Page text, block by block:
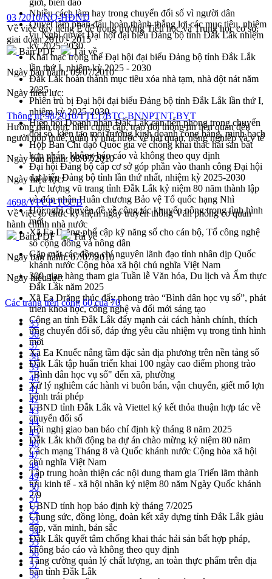
giới, biển đảo
Nhiều cách làm hay trong chuyển đổi số vì người dân
Quyết tâm phấn đấu hoàn thành thắng lợi các mục tiêu, nhiệm
vụ Nghị quyết Đại hội đại biểu Đảng bộ tỉnh Đắk Lắk nhiệm
kỳ 2025-2030
Khai mạc trọng thể Đại hội đại biểu Đảng bộ tỉnh Đắk Lắk
lần thứ I, nhiệm kỳ 2025 - 2030
Đắk Lắk hoàn thành mục tiêu xóa nhà tạm, nhà dột nát năm
2025
Phiên trù bị Đại hội đại biểu Đảng bộ tỉnh Đắk Lắk lần thứ I,
nhiệm kỳ 2025-2030
Hiệp hội Doanh nhân Đắk Lắk cần tiên phong trong chuyển
đổi số, kiến tạo môi trường kinh doanh công bằng, minh bạch
Họp Ban Chỉ đạo Quốc gia về chống khai thác hải sản bất
hợp pháp, không báo cáo và không theo quy định
Đại hội Đảng bộ cấp cơ sở góp phần vào thanh công Đại hội
đại biểu Đảng bộ tỉnh lần thứ nhất, nhiệm kỳ 2025-2030
Lực lượng vũ trang tỉnh Đắk Lắk kỷ niệm 80 năm thành lập
và đón nhận Huân chương Bảo vệ Tổ quốc hạng Nhì
Hội nghị chuyên đề về công tác khuyến nông trong tình hình
mới
Xã Ea Drăng phổ cập kỹ năng số cho cán bộ, Tổ công nghệ
số cộng đồng và nông dân
Gặp mặt các đồng chí nguyên lãnh đạo tỉnh nhân dịp Quốc
khánh nước Cộng hòa xã hội chủ nghĩa Việt Nam
300 gian hàng tham gia Tuần lễ Văn hóa, Du lịch và Ẩm thực
Đắk Lắk năm 2025
Xã Ea Drăng thúc đẩy phong trào “Bình dân học vụ số”, phát
triển khoa học, công nghệ và đổi mới sáng tạo
Công an tỉnh Đắk Lắk đẩy mạnh cải cách hành chính, thích
ứng chuyển đổi số, đáp ứng yêu cầu nhiệm vụ trong tình hình
mới
Xã Ea Knuếc nâng tầm đặc sản địa phương trên nền tảng số
Đắk Lắk tập huấn triển khai 100 ngày cao điểm phong trào
"Bình dân học vụ số" đến xã, phường
Xử lý nghiêm các hành vi buôn bán, vận chuyển, giết mổ lợn
bệnh trái phép
UBND tỉnh Đắk Lắk và Viettel ký kết thỏa thuận hợp tác về
chuyển đổi số
Hội nghị giao ban báo chí định kỳ tháng 8 năm 2025
Đắk Lắk khởi động ba dự án chào mừng kỷ niệm 80 năm
Cách mạng Tháng 8 và Quốc khánh nước Cộng hòa xã hội
chủ nghĩa Việt Nam
Tập trung hoàn thiện các nội dung tham gia Triển lãm thành
tựu kinh tế - xã hội nhân kỷ niệm 80 năm Ngày Quốc khánh
2/9
UBND tỉnh họp báo định kỳ tháng 7/2025
Chung sức, đồng lòng, đoàn kết xây dựng tỉnh Đắk Lắk giàu
đẹp, văn minh, bản sắc
Đắk Lắk quyết tâm chống khai thác hải sản bất hợp pháp,
không báo cáo và không theo quy định
Tăng cường quản lý chất lượng, an toàn thực phẩm trên địa
bàn tỉnh Đắk Lắk
03 /2010/NQ-HĐND
Về việc dạy tiếng Ê đê trong trường Tiểu học và Trung học cơ sở,
giai đoạn 2010 - 2015
Bản PDF
Tải về
Ngày ban hành:09/07/2010
Ngày hiệu lực:
Thông tư 98/2010/TTLT/BTC-BNNPTNT-BYT
Hướng dẫn thực hiện cung cấp, trao đổi thông tin liên quan đến
người nộp thuế, quản lý nhà nước về hải quan, nông nghiệp và y tế
Ngày ban hành: 08/07/2010
Ngày hiệu lực:
4698/VPCP-TCCB
Về việc tổ chức kỷ niệm ngày truyền thống Văn phòng cơ quan
hành chính nhà nước
Bản PDF
Tải về
Ngày ban hành:07/07/2010
Ngày hiệu lực:
Các trang trên cổng 60 của 70
35
36
37
38
39
40
41
42
43
44
45
46
47
48
49
50
51
52
53
54
55
56
57
58